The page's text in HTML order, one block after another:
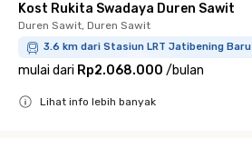
Kost Rukita Swadaya Duren Sawit
Duren Sawit, Duren Sawit
3.6 km dari Stasiun LRT Jatibening Baru
mulai dari Rp2.068.000 /bulan
Lihat info lebih banyak